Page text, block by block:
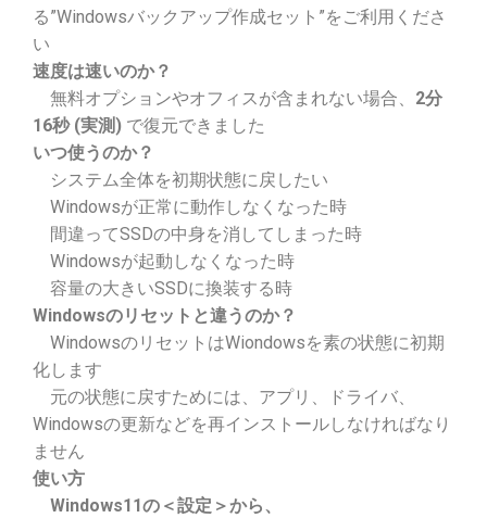
る”Windowsバックアップ作成セット”をご利用くださ
い
速度は速いのか？
無料オプションやオフィスが含まれない場合、 2分
16秒 (実測) で復元できました
いつ使うのか？
システム全体を初期状態に戻したい
Windowsが正常に動作しなくなった時
間違ってSSDの中身を消してしまった時
Windowsが起動しなくなった時
容量の大きいSSDに換装する時
Windowsのリセットと違うのか？
WindowsのリセットはWiondowsを素の状態に初期
化します
元の状態に戻すためには、アプリ、ドライバ、
Windowsの更新などを再インストールしなければなり
ません
使い方
Windows11の＜設定＞から、